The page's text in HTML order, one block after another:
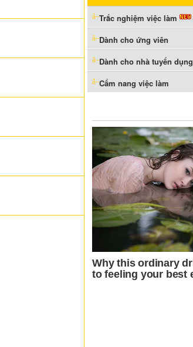
Trắc nghiệm việc làm
Dành cho ứng viên
Dành cho nhà tuyển dụng
Cẩm nang việc làm